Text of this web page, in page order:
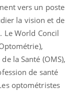
vers un poste
la vision et de
Le World Concil
la Santé (OMS),
de santé
optométristes